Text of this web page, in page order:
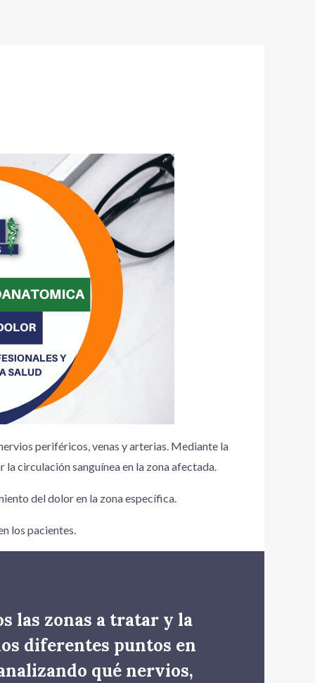
periféricos, venas y arterias. Mediante la
circulación sanguínea en la zona afectada.
del dolor en la zona específica.
los pacientes.
las zonas a tratar y la
diferentes puntos en
qué nervios,